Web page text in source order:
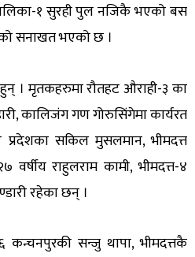
१ सुरही पुल नजिकै भएको बस
सनाखत भएको छ ।
। मृतकहरुमा रौतहट औराही-३ का
कालिजंग गण गोरुसिंगेमा कार्यरत
प्रदेशका सकिल मुसलमान, भीमदत्त
राहुलराम कामी, भीमदत्त-४
रहेका छन् ।
कन्चनपुरकी सन्जु थापा, भीमदत्तकै